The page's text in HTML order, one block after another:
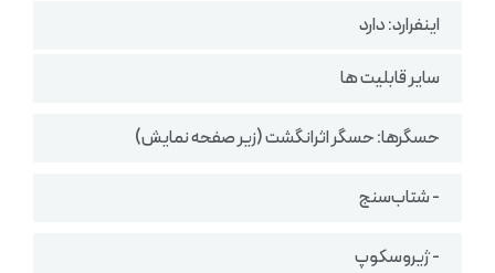
اینفرارد: دارد
سایر قابلیت ها
حسگرها: حسگر اثرانگشت (زیر صفحه نمایش)
- شتاب‌سنج
- ژیروسکوپ